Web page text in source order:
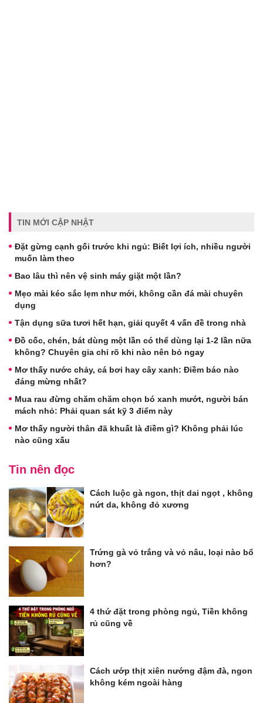
TIN MỚI CẬP NHẬT
Đặt gừng cạnh gối trước khi ngủ: Biết lợi ích, nhiều người
muốn làm theo
Bao lâu thì nên vệ sinh máy giặt một lần?
Mẹo mài kéo sắc lẹm như mới, không cần đá mài chuyên
dụng
Tận dụng sữa tươi hết hạn, giải quyết 4 vấn đề trong nhà
Đồ cốc, chén, bát dùng một lần có thể dùng lại 1-2 lần nữa
không? Chuyên gia chỉ rõ khi nào nên bỏ ngay
Mơ thấy nước chảy, cá bơi hay cây xanh: Điềm báo nào
đáng mừng nhất?
Mua rau đừng chăm chăm chọn bó xanh mướt, người bán
mách nhỏ: Phải quan sát kỹ 3 điểm này
Mơ thấy người thân đã khuất là điềm gì? Không phải lúc
nào cũng xấu
Tin nên đọc
Cách luộc gà ngon, thịt dai ngọt , không
nứt da, không đỏ xương
Trứng gà vỏ trắng và vỏ nâu, loại nào bổ
hơn?
4 thứ đặt trong phòng ngủ, Tiền không
rủ cũng về
Cách ướp thịt xiên nướng đậm đà, ngon
không kém ngoài hàng